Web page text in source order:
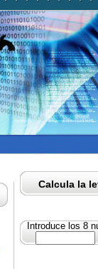
Calcula la
Introduce los 8